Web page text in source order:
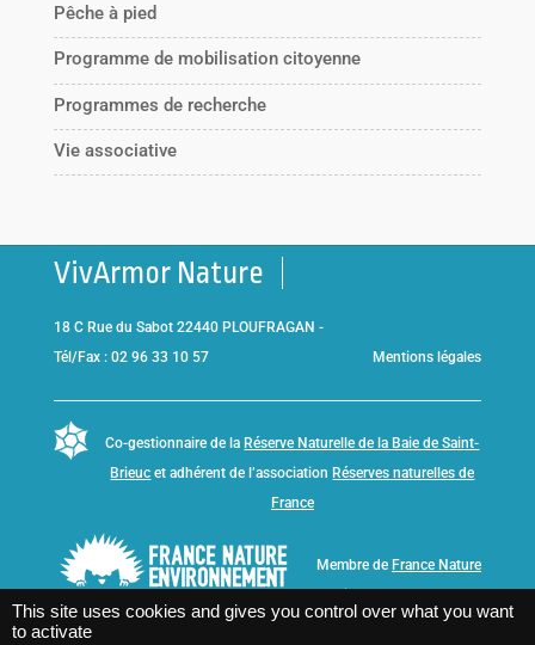
Pêche à pied
Programme de mobilisation citoyenne
Programmes de recherche
Vie associative
VivArmor Nature
18 C Rue du Sabot 22440 PLOUFRAGAN -
Tél/Fax : 02 96 33 10 57
Mentions légales
Co-gestionnaire de la Réserve Naturelle de la Baie de Saint-
Brieuc et adhérent de l’association Réserves naturelles de
France
Membre de France Nature
This site uses cookies and gives you control over what you want
to activate